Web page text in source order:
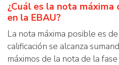
¿Cuál es la nota máxima
en la EBAU?
La nota máxima posible es de
calificación se alcanza
máximos de la nota de la